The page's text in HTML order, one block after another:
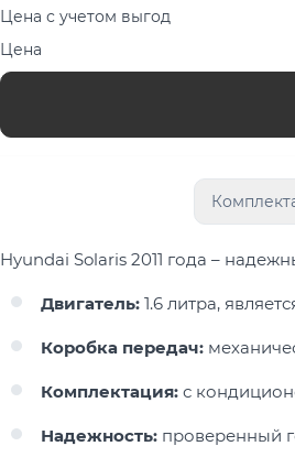
Цена с учетом выгод
Цена
Hyundai Solaris 2011 года –
Двигатель: 1.6 литра,
Коробка передач:
Комплектация: с
Надежность: проверенный